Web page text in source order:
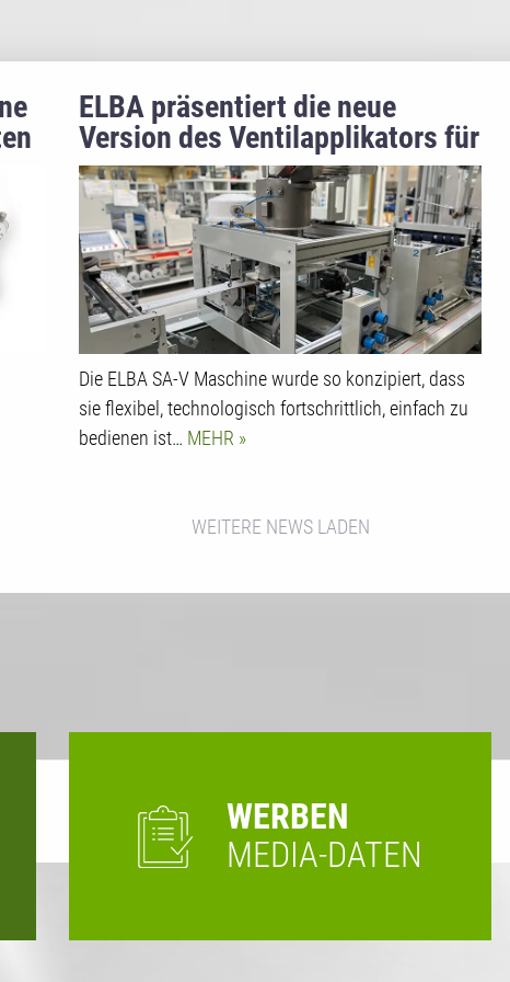
ELBA präsentiert die neue
Version des Ventilapplikators für
Kaffeebeutel
Die ELBA SA-V Maschine wurde so konzipiert, dass
sie flexibel, technologisch fortschrittlich, einfach zu
bedienen ist… MEHR
WEITERE NEWS LADEN
WERBEN
MEDIA-DATEN